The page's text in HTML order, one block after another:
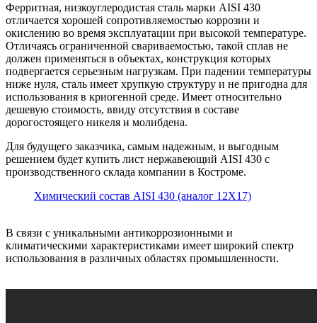
Ферритная, низкоуглеродистая сталь марки AISI 430
отличается хорошей сопротивляемостью коррозии и
окислению во время эксплуатации при высокой температуре.
Отличаясь ограниченной свариваемостью, такой сплав не
должен применяться в объектах, конструкция которых
подвергается серьезным нагрузкам. При падении температуры
ниже нуля, сталь имеет хрупкую структуру и не пригодна для
использования в криогенной среде. Имеет относительно
дешевую стоимость, ввиду отсутствия в составе
дорогостоящего никеля и молибдена.
Для будущего заказчика, самым надежным, и выгодным
решением будет купить лист нержавеющий AISI 430 с
производственного склада компании в Костроме.
Химический состав AISI 430 (аналог 12Х17)
В связи с уникальными антикоррозионными и
климатическими характеристиками имеет широкий спектр
использования в различных областях промышленности.